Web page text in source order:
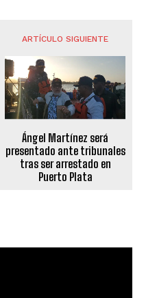
ARTÍCULO SIGUIENTE
Ángel Martínez será
presentado ante tribunales
tras ser arrestado en
Puerto Plata